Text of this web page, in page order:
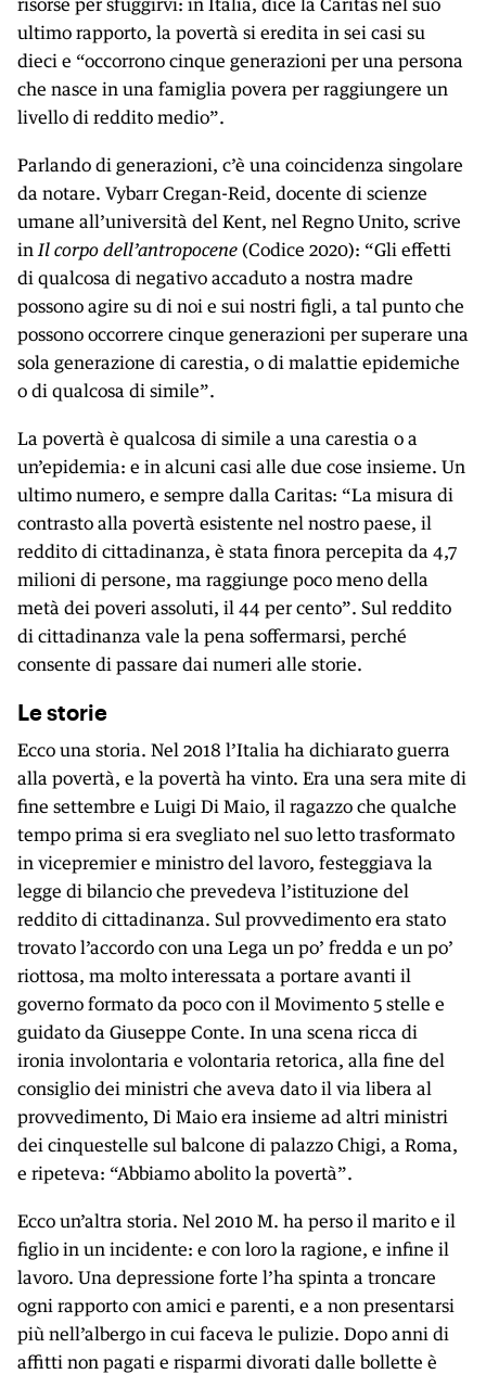
risorse per sfuggirvi: in Italia, dice la Caritas nel suo
ultimo rapporto, la povertà si eredita in sei casi su
dieci e “occorrono cinque generazioni per una persona
che nasce in una famiglia povera per raggiungere un
livello di reddito medio”.
Parlando di generazioni, c’è una coincidenza singolare
da notare. Vybarr Cregan-Reid, docente di scienze
umane all’università del Kent, nel Regno Unito, scrive
inIl corpo dell’antropocene (Codice 2020): “Gli effetti
di qualcosa di negativo accaduto a nostra madre
possono agire su di noi e sui nostri figli, a tal punto che
possono occorrere cinque generazioni per superare una
sola generazione di carestia, o di malattie epidemiche
o di qualcosa di simile”.
La povertà è qualcosa di simile a una carestia o a
un’epidemia: e in alcuni casi alle due cose insieme. Un
ultimo numero, e sempre dalla Caritas: “La misura di
contrasto alla povertà esistente nel nostro paese, il
reddito di cittadinanza, è stata finora percepita da 4,7
milioni di persone, ma raggiunge poco meno della
metà dei poveri assoluti, il 44 per cento”. Sul reddito
di cittadinanza vale la pena soffermarsi, perché
consente di passare dai numeri alle storie.
Le storie
Ecco una storia. Nel 2018 l’Italia ha dichiarato guerra
alla povertà, e la povertà ha vinto. Era una sera mite di
fine settembre e Luigi Di Maio, il ragazzo che qualche
tempo prima si era svegliato nel suo letto trasformato
in vicepremier e ministro del lavoro, festeggiava la
legge di bilancio che prevedeva l’istituzione del
reddito di cittadinanza. Sul provvedimento era stato
trovato l’accordo con una Lega un po’ fredda e un po’
riottosa, ma molto interessata a portare avanti il
governo formato da poco con il Movimento 5 stelle e
guidato da Giuseppe Conte. In una scena ricca di
ironia involontaria e volontaria retorica, alla fine del
consiglio dei ministri che aveva dato il via libera al
provvedimento, Di Maio era insieme ad altri ministri
dei cinquestelle sul balcone di palazzo Chigi, a Roma,
e ripeteva: “Abbiamo abolito la povertà”.
Ecco un’altra storia. Nel 2010 M. ha perso il marito e il
figlio in un incidente: e con loro la ragione, e infine il
lavoro. Una depressione forte l’ha spinta a troncare
ogni rapporto con amici e parenti, e a non presentarsi
più nell’albergo in cui faceva le pulizie. Dopo anni di
affitti non pagati e risparmi divorati dalle bollette è